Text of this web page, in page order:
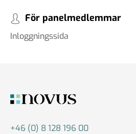
För panelmedlemmar
Inloggningssida
+46 (0) 8 128 196 00